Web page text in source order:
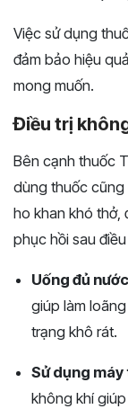
Việc sử dụng
đảm bảo hiệu
mong muốn.
Điều trị
Bên cạnh thuốc
dùng thuốc cũng
ho khan khó thở,
phục hồi sau điều
Uống đủ nước
giúp làm
trạng khô rát.
Sử dụng máy
không khí